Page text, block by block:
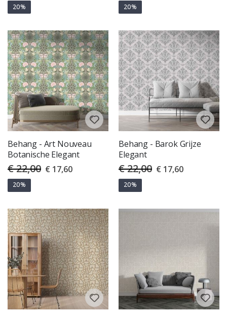
20% 20%
Behang - Art Nouveau
Botanische Elegant
€ 22,00 Special
Price
€ 17,60
20%
Behang - Barok Grijze
Elegant
€ 22,00 Special
Price
€ 17,60
20%